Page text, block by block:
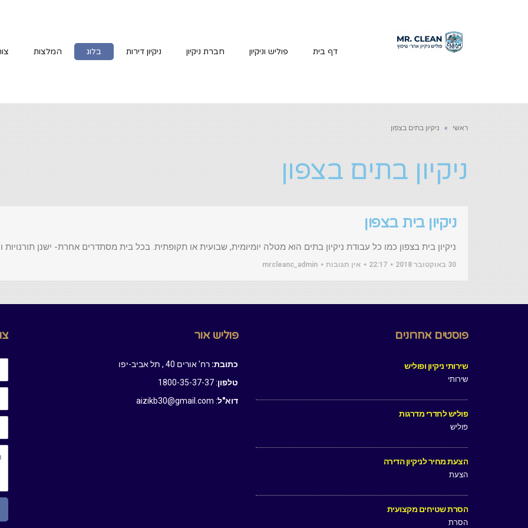
דף בית פוליש וניקיון חברת ניקיון ניקיון דירות בלוג המלצות
ראשי » ניקיון בתים בצפון
ניקיון בתים בצפון
ניקיון בית בצפון
ניקיון בית בצפון כמו כל עבודת ניקיון בתים הוא מטלה יומיומית, שבועית או תקופתית. בכל בית מסתדרים אחרת- ישנן תורנויות
30 באוקטובר 2018 22:17 אין תגובות mrcleanc_admin
פוסטים אחרונים
שירותי ניקיון ופוליש
שירותי
פוליש לחדרי מדרגות
פוליש
הצעת מחיר לניקיון הדירה
הצעת
הסרת שטיחים מקצועית
הסרת
פוליש אור
כתובת: רח' אורים 40 , תל אביב-יפו
טלפון: 1800-35-37-37
דוא"ל: aizikb30@gmail.com